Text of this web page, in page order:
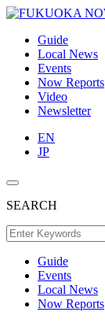
Guide
Local News
Events
Now Reports
Video
Newsletter
EN
JP
SEARCH
Guide
Events
Local News
Now Reports